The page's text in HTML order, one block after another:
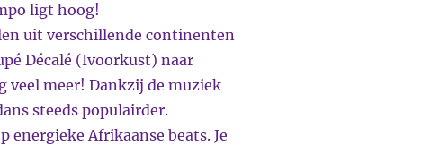
ligt hoog!
uit verschillende continenten
Décalé (Ivoorkust) naar
veel meer! Dankzij de muziek
steeds populairder.
energieke Afrikaanse beats. Je